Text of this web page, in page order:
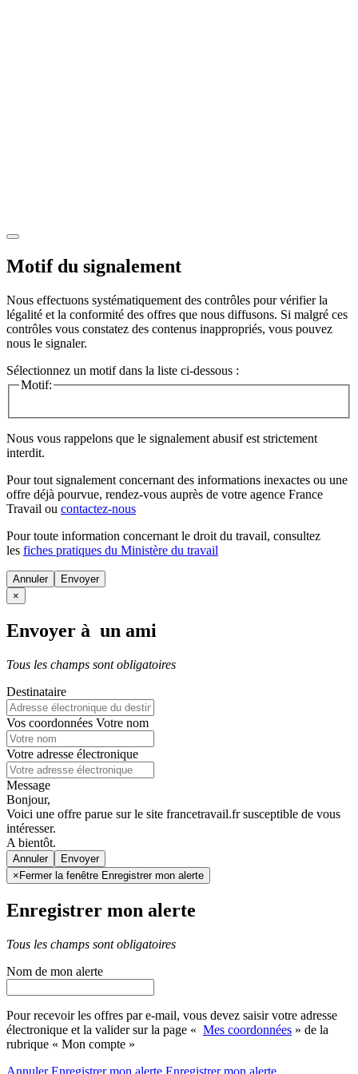
Motif du signalement
Nous effectuons systématiquement des contrôles pour vérifier la
légalité et la conformité des offres que nous diffusons. Si malgré ces
contrôles vous constatez des contenus inappropriés, vous pouvez
nous le signaler.
Sélectionnez un motif dans la liste ci-dessous :
Motif:
Nous vous rappelons que le signalement abusif est strictement
interdit.
Pour tout signalement concernant des informations inexactes ou une
offre déjà pourvue, rendez-vous auprès de votre agence France
Travail ou contactez-nous
Pour toute information concernant le droit du travail, consultez
les fiches pratiques du Ministère du travail
Annuler
×
Envoyer à un ami
Tous les champs sont obligatoires
Destinataire
Vos coordonnées Votre nom
Votre adresse électronique
Message
Bonjour,
Voici une offre parue sur le site francetravail.fr susceptible de vous
intéresser.
A bientôt.
Annuler
× Fermer la fenêtre Enregistrer mon alerte
Enregistrer mon alerte
Tous les champs sont obligatoires
Nom de mon alerte
Pour recevoir les offres par e-mail, vous devez saisir votre adresse
électronique et la valider sur la page « Mes coordonnées » de la
rubrique « Mon compte »
AnnulerEnregistrer mon alerte Enregistrermon alerte